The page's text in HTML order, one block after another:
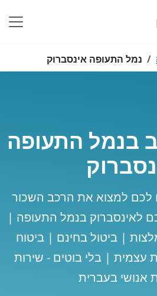
נמל התעופה אינסברוק
בנמל התעופה
לכם למצוא את הרכב השכור
לאינסברוק בנמל התעופה |
| ביטול בחינם | ביטוח
| בלי בוטים - שירות
אנושי בעברית